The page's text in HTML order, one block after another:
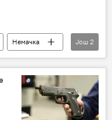
Немачка
Још 2